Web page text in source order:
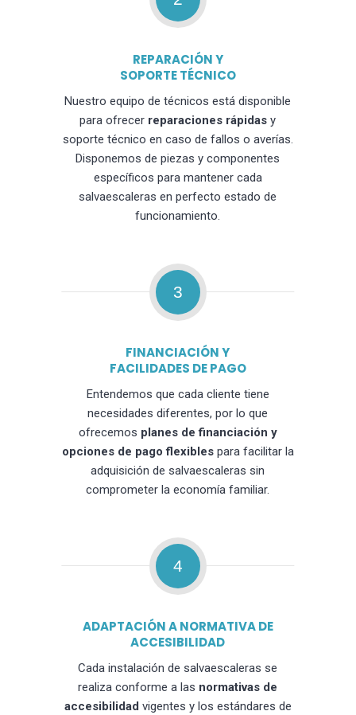
REPARACIÓN Y
SOPORTE TÉCNICO
Nuestro equipo de técnicos está disponible
para ofrecer reparaciones rápidas y
soporte técnico en caso de fallos o averías.
Disponemos de piezas y componentes
específicos para mantener cada
salvaescaleras en perfecto estado de
funcionamiento.
3
FINANCIACIÓN Y
FACILIDADES DE PAGO
Entendemos que cada cliente tiene
necesidades diferentes, por lo que
ofrecemos planes de financiación y
opciones de pago flexiblespara facilitar la
adquisición de salvaescaleras sin
comprometer la economía familiar.
4
ADAPTACIÓN A NORMATIVA DE
ACCESIBILIDAD
Cada instalación de salvaescaleras se
realiza conforme a las normativas de
accesibilidad vigentes y los estándares de